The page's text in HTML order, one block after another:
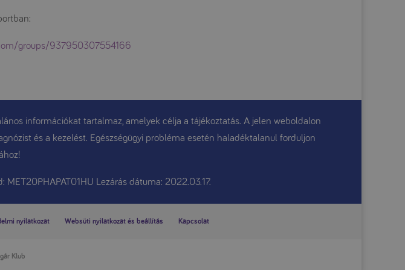
groups/937950307554166
információkat tartalmaz, amelyek célja a tájékoztatás. A jelen weboldalon
és a kezelést. Egészségügyi probléma esetén haladéktalanul forduljon
MET20PHAPAT01HU Lezárás dátuma: 2022.03.17.
nyilatkozat Websüti nyilatkozat és beállítás Kapcsolat
Klub